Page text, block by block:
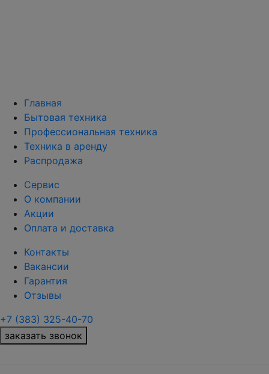
Главная
Бытовая техника
Профессиональная техника
Техника в аренду
Распродажа
Сервис
О компании
Акции
Оплата и доставка
Контакты
Вакансии
Гарантия
Отзывы
+7 (383) 325-40-70
заказать звонок